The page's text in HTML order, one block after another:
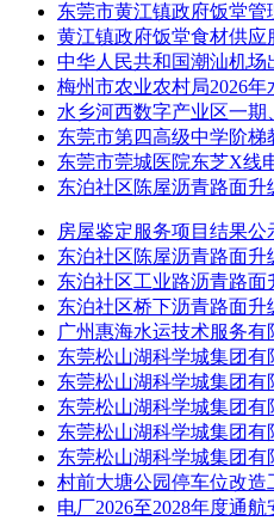
东莞市黄江镇政府饭堂
黄江镇政府饭堂食材供
中华人民共和国潮汕机
梅州市农业农村局2026
水乡河西数字产业区一
东莞市第四高级中学阶
东莞市莞城医院东芝X线
东泊社区陈屋沥青路面
房屋鉴定服务项目结果公
东泊社区陈屋沥青路面
东泊社区工业路沥青路
东泊社区桥下沥青路面
广州惠海水运技术服务
东莞松山湖科学城集团
东莞松山湖科学城集团
东莞松山湖科学城集团
东莞松山湖科学城集团
东莞松山湖科学城集团
村前大塘公园停车位改造
电厂2026至2028年度通